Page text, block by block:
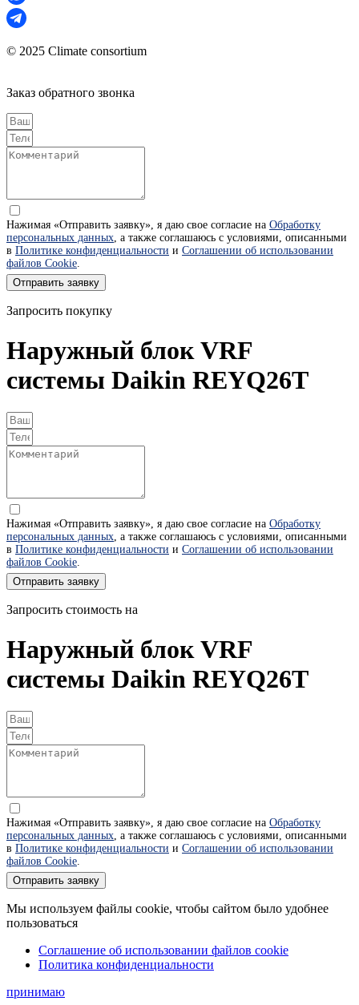
© 2025 Climate consortium
Заказ обратного звонка
Нажимая «Отправить заявку», я даю свое согласие на Обработку
персональных данных, а также соглашаюсь с условиями, описанными
в Политике конфиденциальности и Соглашении об использовании
файлов Cookie.
Отправить заявку
Запросить покупку
Наружный блок VRF
системы Daikin REYQ26T
Нажимая «Отправить заявку», я даю свое согласие на Обработку
персональных данных, а также соглашаюсь с условиями, описанными
в Политике конфиденциальности и Соглашении об использовании
файлов Cookie.
Отправить заявку
Запросить стоимость на
Наружный блок VRF
системы Daikin REYQ26T
Нажимая «Отправить заявку», я даю свое согласие на Обработку
персональных данных , а также соглашаюсь с условиями, описанными
в Политике конфиденциальности и Соглашении об использовании
файлов Cookie
Отправить заявку
Мы используем файлы cookie, чтобы сайтом было удобнее
пользоваться
Соглашение об использовании файлов cookie
Политика конфиденциальности
принимаю